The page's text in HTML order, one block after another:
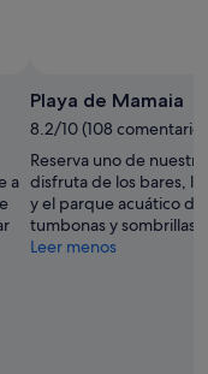
gratuita
de
Image
Courtesy
of
RomaniaTourism.com
a
Playa de Mamaia
8.2/10 (108
Reserva uno de
disfruta de los bares,
y el parque acuático
tumbonas y sombrillas.
Leer menos